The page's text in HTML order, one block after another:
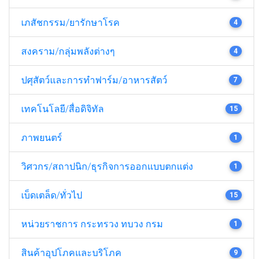
เภสัชกรรม/ยารักษาโรค 4
สงคราม/กลุ่มพลังต่างๆ 4
ปศุสัตว์และการทำฟาร์ม/อาหารสัตว์ 7
เทคโนโลยี/สื่อดิจิทัล 15
ภาพยนตร์ 1
วิศวกร/สถาปนิก/ธุรกิจการออกแบบตกแต่ง 1
เบ็ดเตล็ด/ทั่วไป 15
หน่วยราชการ กระทรวง ทบวง กรม 1
สินค้าอุปโภคและบริโภค 9